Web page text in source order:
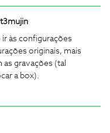
ir às configurações
originais, mais
as gravações (tal
a box).